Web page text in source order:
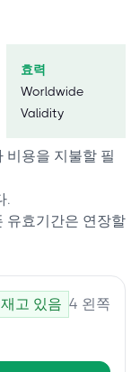
효력
Worldwide
Validity
비용을 지불할 필
.
유효기간은 연장할
재고 있음 4 왼쪽